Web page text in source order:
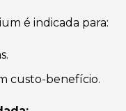
é indicada para:
custo-benefício.